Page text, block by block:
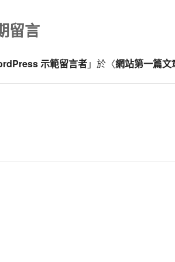
留言
示範留言者」於〈網站第一篇文